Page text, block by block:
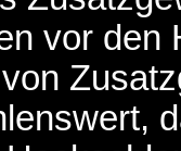
vor den